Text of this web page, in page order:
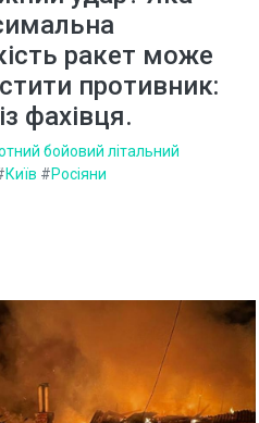
ракет може
противник:
фахівця.
бойовий літальний
Київ #Росіяни